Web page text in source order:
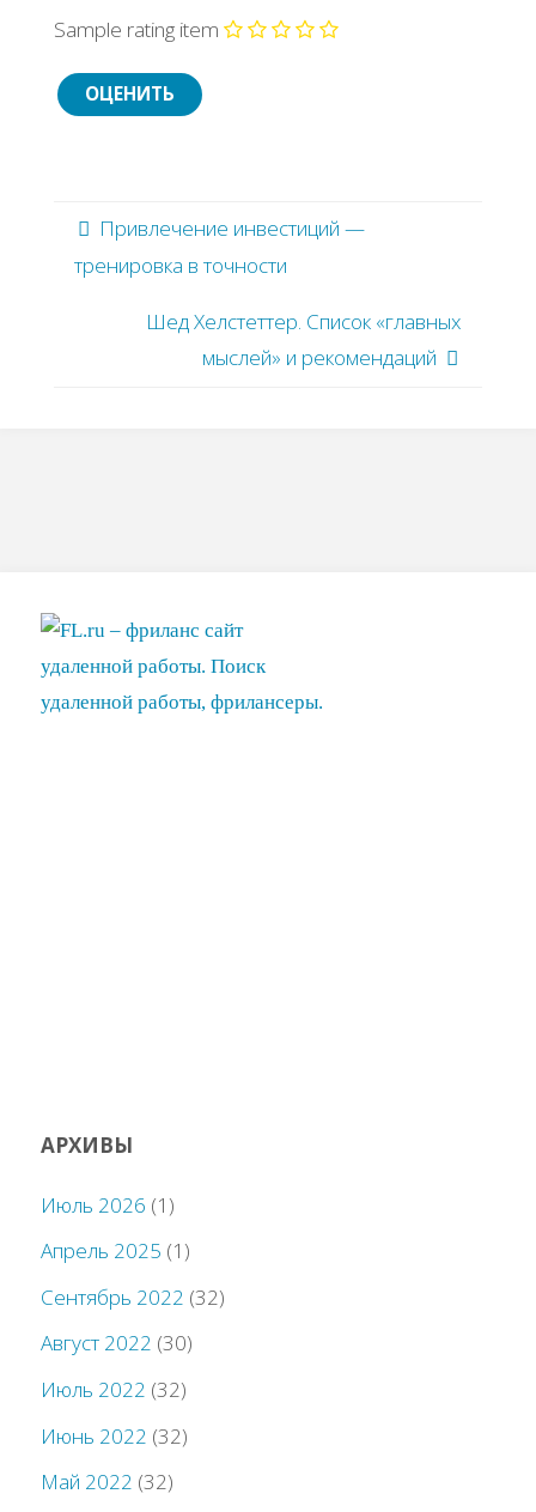
Sample rating item
Привлечение инвестиций —
тренировка в точности
Шед Хелстеттер. Список «главных
мыслей» и рекомендаций
АРХИВЫ
Июль 2026 (1)
Апрель 2025 (1)
Сентябрь 2022 (32)
Август 2022 (30)
Июль 2022 (32)
Июнь 2022 (32)
Май 2022 (32)